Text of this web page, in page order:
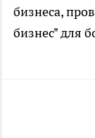
бизнеса,
бизнес" для